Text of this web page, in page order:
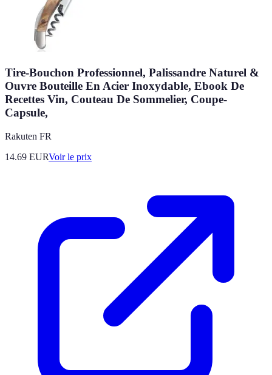
Tire-Bouchon Professionnel, Palissandre Naturel &
Ouvre Bouteille En Acier Inoxydable, Ebook De
Recettes Vin, Couteau De Sommelier, Coupe-
Capsule,
Rakuten FR
14.69 EURVoir le prix